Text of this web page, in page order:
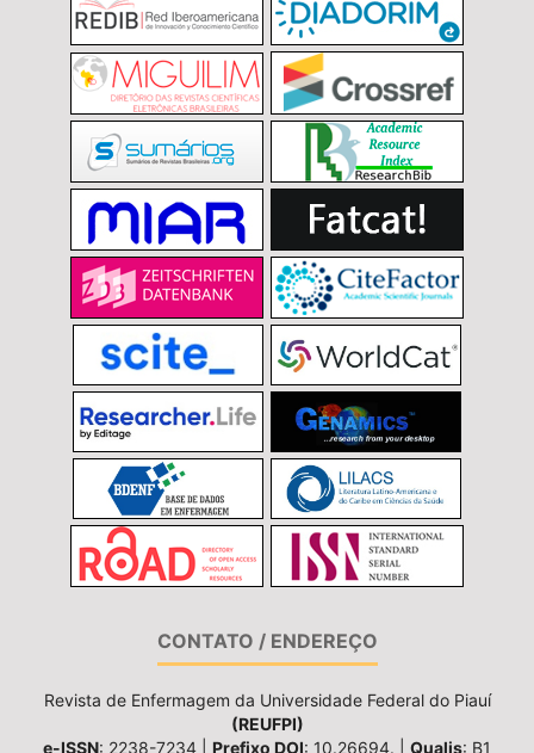
CONTATO / ENDEREÇO
Revista de Enfermagem da Universidade Federal do Piauí
(REUFPI)
e-ISSN: 2238-7234 | Prefixo DOI: 10.26694. | Qualis: B1